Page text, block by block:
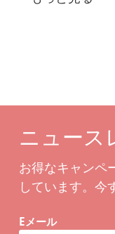
ニュース
お得なキャンペ
しています。今
Eメール